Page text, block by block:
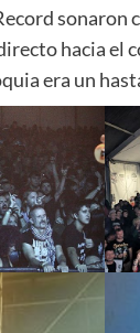
hacia el
era un